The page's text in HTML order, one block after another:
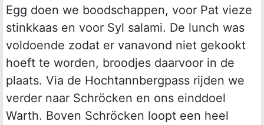
Egg doen we boodschappen, voor Pat vieze
stinkkaas en voor Syl salami. De lunch was
voldoende zodat er vanavond niet gekookt
hoeft te worden, broodjes daarvoor in de
plaats. Via de Hochtannbergpass rijden we
verder naar Schröcken en ons einddoel
Warth. Boven Schröcken loopt een heel